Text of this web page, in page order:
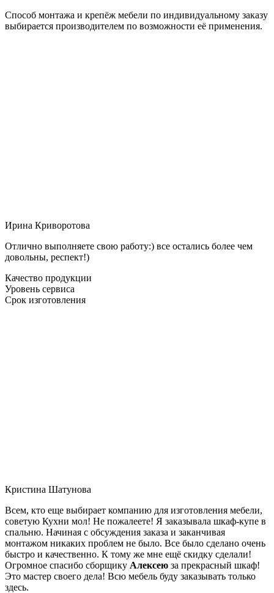
Способ монтажа и крепёж мебели по индивидуальному заказу
выбирается производителем по возможности её применения.
Ирина Криворотова
Отлично выполняете свою работу:) все остались более чем
довольны, респект!)
Качество продукции
Уровень сервиса
Срок изготовления
Кристина Шатунова
Всем, кто еще выбирает компанию для изготовления мебели,
советую Кухни мол! Не пожалеете! Я заказывала шкаф-купе в
спальню. Начиная с обсуждения заказа и заканчивая
монтажом никаких проблем не было. Все было сделано очень
быстро и качественно. К тому же мне ещё скидку сделали!
Огромное спасибо сборщику Алексею за прекрасный шкаф!
Это мастер своего дела! Всю мебель буду заказывать только
здесь.